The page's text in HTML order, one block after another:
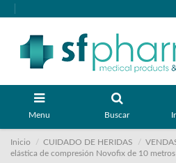
Menu Buscar
Inicio CUIDADO DE HERIDAS
elástica de compresión Novofix de 10